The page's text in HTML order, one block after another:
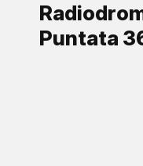
Puntata